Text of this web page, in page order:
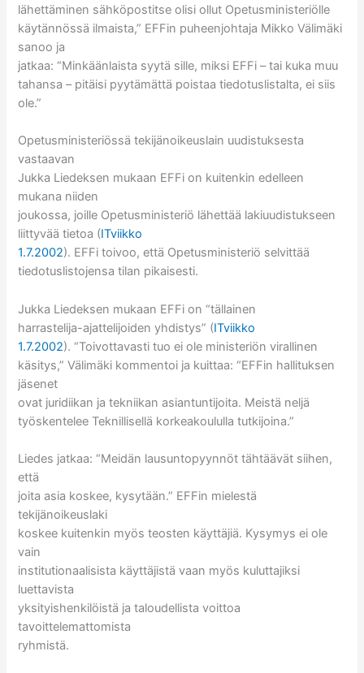
lähettäminen sähköpostitse olisi ollut Opetusministeriölle
käytännössä ilmaista,” EFFin puheenjohtaja Mikko Välimäki
sanoo ja
jatkaa: “Minkäänlaista syytä sille, miksi EFFi – tai kuka muu
tahansa – pitäisi pyytämättä poistaa tiedotuslistalta, ei siis
ole.”
Opetusministeriössä tekijänoikeuslain uudistuksesta
vastaavan
Jukka Liedeksen mukaan EFFi on kuitenkin edelleen
mukana niiden
joukossa, joille Opetusministeriö lähettää lakiuudistukseen
liittyvää tietoa (ITviikko
1.7.2002). EFFi toivoo, että Opetusministeriö selvittää
tiedotuslistojensa tilan pikaisesti.
Jukka Liedeksen mukaan EFFi on “tällainen
harrastelija-ajattelijoiden yhdistys” (ITviikko
1.7.2002). “Toivottavasti tuo ei ole ministeriön virallinen
käsitys,” Välimäki kommentoi ja kuittaa: “EFFin hallituksen
jäsenet
ovat juridiikan ja tekniikan asiantuntijoita. Meistä neljä
työskentelee Teknillisellä korkeakoululla tutkijoina.”
Liedes jatkaa: “Meidän lausuntopyynnöt tähtäävät siihen,
että
joita asia koskee, kysytään.” EFFin mielestä
tekijänoikeuslaki
koskee kuitenkin myös teosten käyttäjiä. Kysymys ei ole
vain
institutionaalisista käyttäjistä vaan myös kuluttajiksi
luettavista
yksityishenkilöistä ja taloudellista voittoa
tavoittelemattomista
ryhmistä.